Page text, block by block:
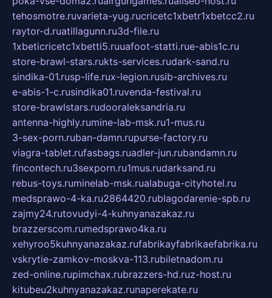
tehosmotre.ruvarieta-yug.rucricetc1xbetr1xbetcc2.ru
raytor-d.ruatillagunn.ru3d-file.ru
1xbeticricetc1xbetti5.ruuafoot-statti.rue-abis1c.ru
store-brawl-stars.rukts-services.rudark-sand.ru
sindika-01.rusp-life.rux-legion.rusib-archives.ru
e-abis-1-c.rusindika01.ruvenda-festival.ru
store-brawlstars.rudooraleksandria.ru
antenna-highly.rumine-lab-msk.ru1-mus.ru
3-sex-porn.ruban-damn.rupurse-factory.ru
viagra-tablet.rufasbags.ruadler-jun.rubandamn.ru
fincontech.ru3sexporn.ru1mus.rudarksand.ru
rebus-toys.ruminelab-msk.rualabuga-cityhotel.ru
medsprawo-4-ka.ru2864420.rublagodarenie-spb.ru
zajmy24.rutovudyi-4-kuhnyanazakaz.ru
brazzerscom.rumedsprawo4ka.ru
xehyroo5kuhnyanazakaz.rufabrikayfabrikaefabrika.ru
vskrytie-zamkov-moskva-113.rubiletnadom.ru
zed-online.rupimchax.rubrazzers-hd.ruz-host.ru
kitubeu2kuhnyanazakaz.runaperekate.ru